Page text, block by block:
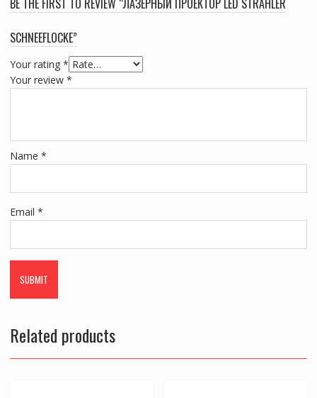
SCHNEEFLOCKE”
Your rating *
Your review *
Name *
Email *
Related products